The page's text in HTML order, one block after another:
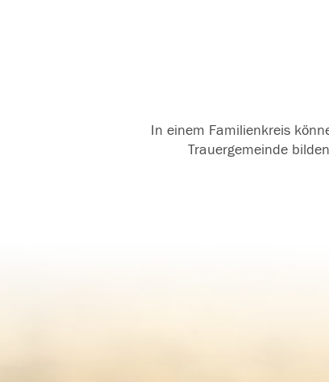
In einem Familienkreis
Trauergemeinde